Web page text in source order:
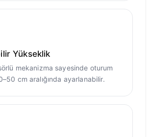
Yükseklik
mekanizma sayesinde oturum
cm aralığında ayarlanabilir.